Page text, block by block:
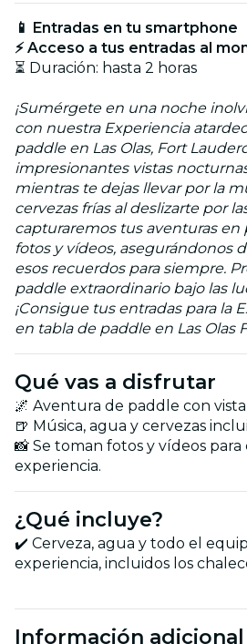
📱 Entradas en tu smartphone
⚡ Acceso a tus entradas al
⏳ Duración: hasta 2 horas
¡Sumérgete en una noche
con nuestra Experiencia
paddle en Las Olas, Fort
impresionantes vistas
mientras te dejas llevar por la
cervezas frías al deslizarte por
capturaremos tus aventuras
fotos y vídeos, asegurándonos
esos recuerdos para siempre.
paddle extraordinario bajo las
¡Consigue tus entradas para la
en tabla de paddle en Las Olas
Qué vas a disfrutar
🌌 Aventura de paddle con
🍺 Música, agua y cervezas
📸 Se toman fotos y vídeos
experiencia.
¿Qué incluye?
✔️ Cerveza, agua y todo el
experiencia, incluidos los
Información adicional